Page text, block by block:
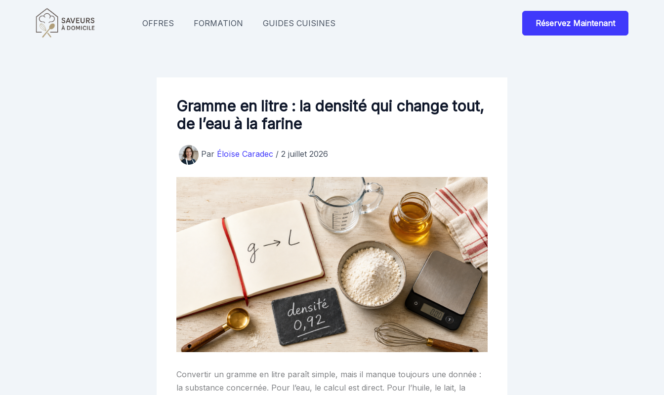
OFFRES FORMATION GUIDES CUISINES Réservez Maintenant
Gramme en litre : la densité qui change tout,
de l’eau à la farine
Par Éloïse Caradec / 2 juillet 2026
Convertir un gramme en litre paraît simple, mais il manque toujours une donnée :
la substance concernée. Pour l’eau, le calcul est direct. Pour l’huile, le lait, la